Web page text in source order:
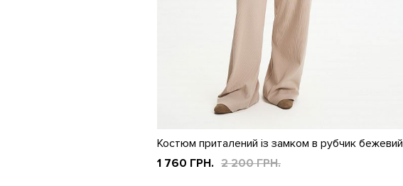
Костюм приталений із замком в рубчик бежевий
1 760 ГРН. 2 200 ГРН.